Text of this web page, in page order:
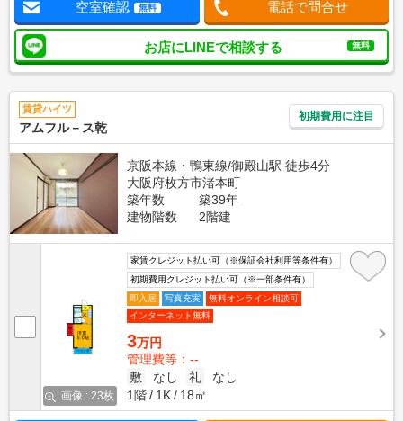
空室確認 無料 電話で問合せ
お店にLINEで相談する 無料
賃貸ハイツ
アムフル－ス乾
初期費用に注目
京阪本線・鴨東線/御殿山駅 徒歩4分
大阪府枚方市渚本町
築年数
築39年
建物階数
2階建
画像 : 23枚
家賃クレジット払い可（※保証会社利用等条件有）
初期費用クレジット払い可（※一部条件有）
即入居
写真充実
無料オンライン相談可
インターネット無料
3万円
管理費等：--
敷
なし 礼
なし
1階
1K 18㎡